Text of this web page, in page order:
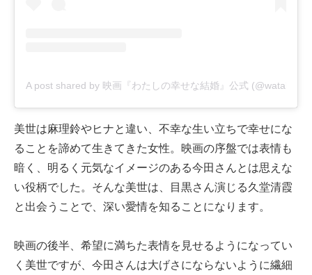
A post shared by 映画『わたしの幸せな結婚』公式
美世は麻理鈴やヒナと違い、不幸な生い立ちで幸せにな
ることを諦めて生きてきた女性。映画の序盤では表情も
暗く、明るく元気なイメージのある今田さんとは思えな
い役柄でした。そんな美世は、目黒さん演じる久堂清霞
と出会うことで、深い愛情を知ることになります。
映画の後半、希望に満ちた表情を見せるようになってい
く美世ですが、今田さんは大げさにならないように繊細